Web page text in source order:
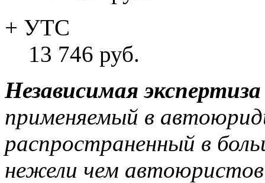
+ УТС
13 746 руб.
Независимая экспертиза
применяемый в
распространенный в
нежели чем